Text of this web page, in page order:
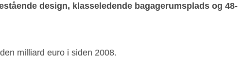
design, klasseledende bagagerumsplads og 48-
milliard euro i siden 2008.